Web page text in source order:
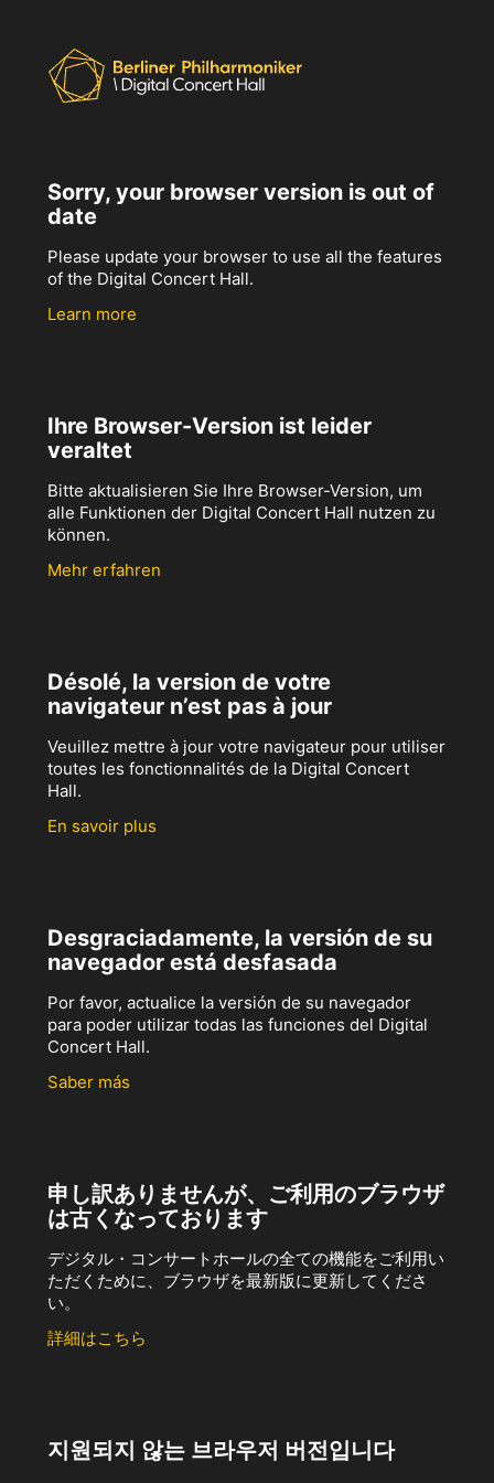
Sorry, your browser version is out of
date
Please update your browser to use all the features
of the Digital Concert Hall.
Learn more
Ihre Browser-Version ist leider
veraltet
Bitte aktualisieren Sie Ihre Browser-Version, um
alle Funktionen der Digital Concert Hall nutzen zu
können.
Mehr erfahren
Désolé, la version de votre
navigateur n’est pas à jour
Veuillez mettre à jour votre navigateur pour utiliser
toutes les fonctionnalités de la Digital Concert
Hall.
En savoir plus
Desgraciadamente, la versión de su
navegador está desfasada
Por favor, actualice la versión de su navegador
para poder utilizar todas las funciones del Digital
Concert Hall.
Saber más
申し訳ありませんが、ご利用のブラウザ
は古くなっております
デジタル・コンサートホールの全ての機能をご利用い
ただくために、ブラウザを最新版に更新してくださ
い。
詳細はこちら
지원되지 않는 브라우저 버전입니다